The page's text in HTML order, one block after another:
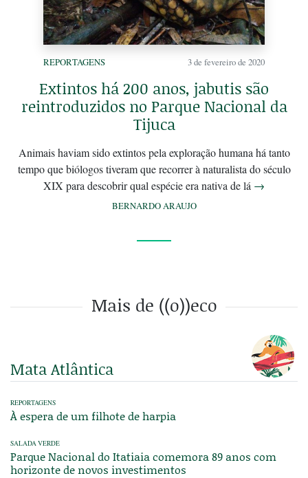
REPORTAGENS 3 de fevereiro de 2020
Extintos há 200 anos, jabutis são
reintroduzidos no Parque Nacional da
Tijuca
Animais haviam sido extintos pela exploração humana há tanto
tempo que biólogos tiveram que recorrer à naturalista do século
XIX para descobrir qual espécie era nativa de lá →
BERNARDO ARAUJO
Mais de ((o))eco
Mata Atlântica
REPORTAGENS
À espera de um filhote de harpia
SALADA VERDE
Parque Nacional do Itatiaia comemora 89 anos com
horizonte de novos investimentos